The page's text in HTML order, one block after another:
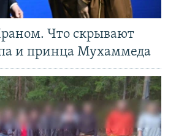
Что скрывают
и принца Мухаммеда